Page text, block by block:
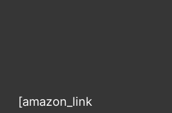
[amazon_link